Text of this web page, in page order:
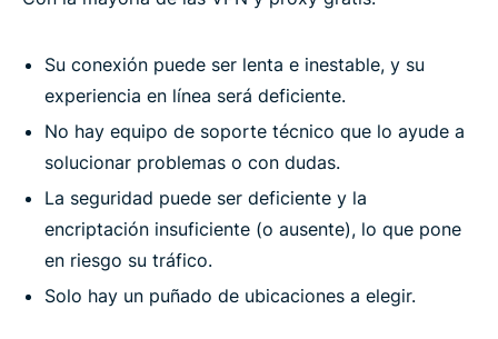
Su conexión puede ser lenta e inestable, y su
experiencia en línea será deficiente.
No hay equipo de soporte técnico que lo ayude a
solucionar problemas o con dudas.
La seguridad puede ser deficiente y la
encriptación insuficiente (o ausente), lo que pone
en riesgo su tráfico.
Solo hay un puñado de ubicaciones a elegir.